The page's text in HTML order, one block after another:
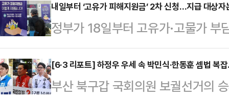
순한 비용이 아니라, 글로벌 기술
금 규모라는 점을 시각적으로 보여
니티 등에 따르면 해당 자료는 45
로벌 인수합병(M&A), 인공지능
양한 미래 사업 영역에 대입해 환
내일부터 ‘고유가 피해지원금’ 2차 신청…지급 대상자
정부가 18일부터 고유가·고물가
작한다.중동 전쟁에 따른 유가 상승
지원을 확대하겠다는 취지다.17일
2차 지급 대상자는 소득 하위 70%
[6·3 리포트] 하정우 우세 속 박민식·한동훈 셈법 복
부산 북구갑 국회의원 보궐선거의